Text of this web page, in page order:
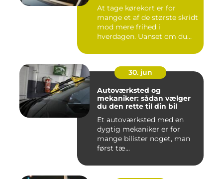
At tage kørekort er for
mange et af de største skridt
mod mere frihed i
hverdagen. Uanset om du
30. jun
Autoværksted og
mekaniker: sådan vælger
du den rette til din bil
Et autoværksted med en
dygtig mekaniker er for
mange bilister noget, man
først tæ...